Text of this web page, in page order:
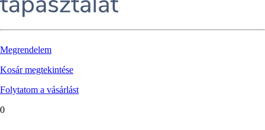
Megrendelem
Kosár megtekintése
Folytatom a vásárlást
0